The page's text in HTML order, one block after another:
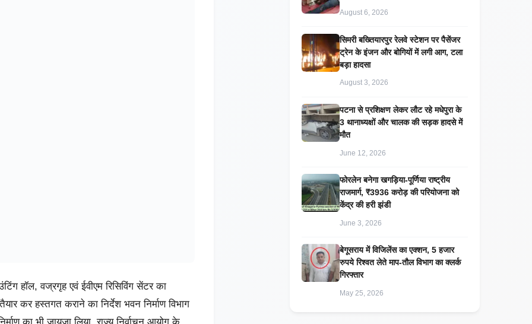
August 6, 2026
सिमरी बख्तियारपुर रेलवे स्टेशन पर पैसेंजर
ट्रेन के इंजन और बोगियों में लगी आग, टला
बड़ा हादसा
August 3, 2026
पटना से प्रशिक्षण लेकर लौट रहे मधेपुरा के
3 थानाध्यक्षों और चालक की सड़क हादसे में
मौत
June 12, 2026
​फोरलेन बनेगा खगड़िया-पूर्णिया राष्ट्रीय
राजमार्ग, ₹3936 करोड़ की परियोजना को
केंद्र की हरी झंडी
June 3, 2026
बेगूसराय में विजिलेंस का एक्शन, 5 हजार
रुपये रिश्वत लेते माप-तौल विभाग का क्लर्क
गिरफ्तार
May 25, 2026